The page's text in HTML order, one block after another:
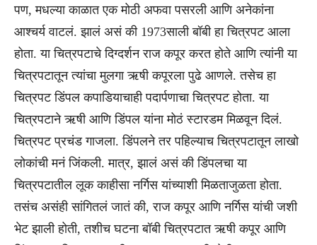
पण, मधल्या काळात एक मोठी अफवा पसरली आणि अनेकांना
आश्चर्य वाटलं. झालं असं की 1973साली बॉबी हा चित्रपट आला
होता. या चित्रपटाचे दिग्दर्शन राज कपूर करत होते आणि त्यांनी या
चित्रपटातून त्यांचा मुलगा ऋषी कपूरला पुढे आणले. तसेच हा
चित्रपट डिंपल कपाडियाचाही पदार्पणाचा चित्रपट होता. या
चित्रपटाने ऋषी आणि डिंपल यांना मोठं स्टारडम मिळवून दिलं.
चित्रपट प्रचंड गाजला. डिंपलने तर पहिल्याच चित्रपटातून लाखो
लोकांची मनं जिंकली. मात्र, झालं असं की डिंपलचा या
चित्रपटातील लूक काहीसा नर्गिस यांच्याशी मिळताजुळता होता.
तसंच असंही सांगितलं जातं की, राज कपूर आणि नर्गिस यांची जशी
भेट झाली होती, तशीच घटना बॉबी चित्रपटात ऋषी कपूर आणि